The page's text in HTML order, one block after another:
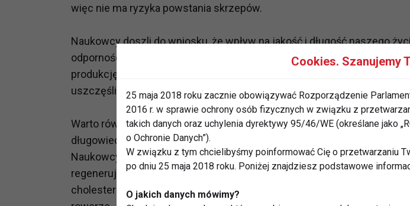
więc nie ma ryzyka powstania skrzepów.
Naukowcy doszli do wniosku, że wpływ na jakość i długość naszego
odpornościowy, który do pracy pobudzany jest przez śmiech! Radość
produkcję komórek odpornościowych. Śmiech powoduje także
uszczęśliwiających endorfin.
Warto również zadbać o odpowiednią ilość snu. To on podobno jest
długowieczności.
Naukowcy dowodzą, że tylko co najmniej ośmiogodzinny,
regeneruje organizm. Ci, którzy śpią zbyt krótko, częściej mają
cholesterolu i ciśnienie krwi. Aby wydłużyć życie, warto więcej się
Cookies. Szanujemy
25 maja 2018 roku zacznie obowiązywać Rozporządzenie
2016 r. w sprawie ochrony osób fizycznych w związku z
takich danych oraz uchylenia dyrektywy 95/46/WE (określane jako
o Ochronie Danych”).
W związku z tym chcielibyśmy poinformować Cię o przetwarzaniu
po dniu 25 maja 2018 roku. Poniżej znajdziesz podstawowe
O jakich danych mówimy?